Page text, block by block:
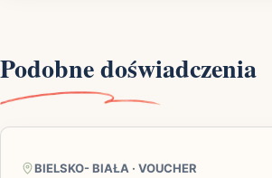
Podobne doświadczenia
BIELSKO- BIAŁA · VOUCHER